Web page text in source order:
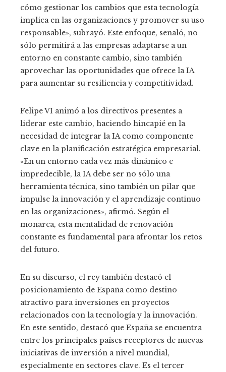
cómo gestionar los cambios que esta tecnología
implica en las organizaciones y promover su uso
responsable», subrayó. Este enfoque, señaló, no
sólo permitirá a las empresas adaptarse a un
entorno en constante cambio, sino también
aprovechar las oportunidades que ofrece la IA
para aumentar su resiliencia y competitividad.
Felipe VI animó a los directivos presentes a
liderar este cambio, haciendo hincapié en la
necesidad de integrar la IA como componente
clave en la planificación estratégica empresarial.
«En un entorno cada vez más dinámico e
impredecible, la IA debe ser no sólo una
herramienta técnica, sino también un pilar que
impulse la innovación y el aprendizaje continuo
en las organizaciones», afirmó. Según el
monarca, esta mentalidad de renovación
constante es fundamental para afrontar los retos
del futuro.
En su discurso, el rey también destacó el
posicionamiento de España como destino
atractivo para inversiones en proyectos
relacionados con la tecnología y la innovación.
En este sentido, destacó que España se encuentra
entre los principales países receptores de nuevas
iniciativas de inversión a nivel mundial,
especialmente en sectores clave. Es el tercer